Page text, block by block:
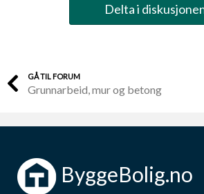
Delta i
GÅ TIL FORUM
Grunnarbeid, mur og betong
ByggeBolig.no